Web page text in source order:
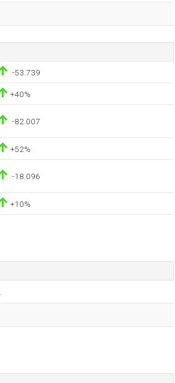
-53.739
+40%
-82.007
+52%
-18.096
+10%